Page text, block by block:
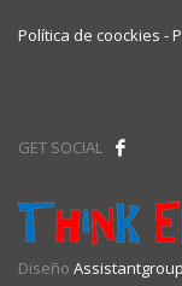
Política de coockies -
GET SOCIAL
Diseño Assistantgroup